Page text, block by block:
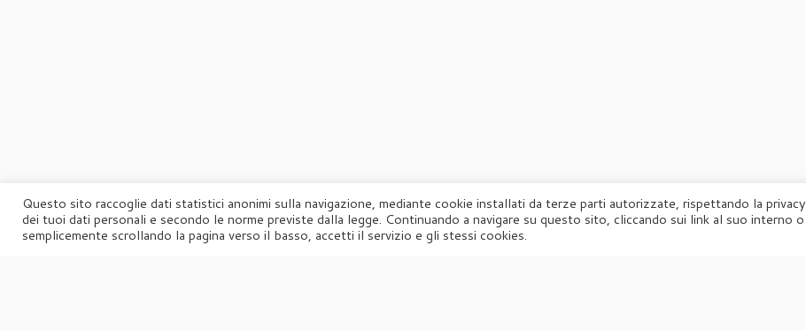
© 2026 Agorà Powered by Designed con il
Questo sito raccoglie dati statistici anonimi sulla navigazione, mediante cookie installati da terze parti autorizzate, rispettando la privacy
dei tuoi dati personali e secondo le norme previste dalla legge. Continuando a navigare su questo sito, cliccando sui link al suo interno o
semplicemente scrollando la pagina verso il basso, accetti il servizio e gli stessi cookies.